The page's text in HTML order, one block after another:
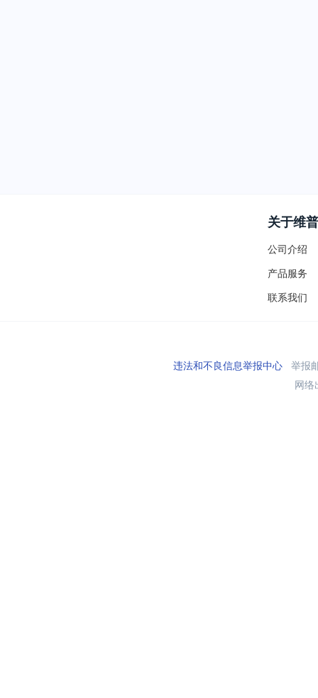
关于维普
公司介绍
产品服务
联系我们
违法和不良信息举报中心举报
网